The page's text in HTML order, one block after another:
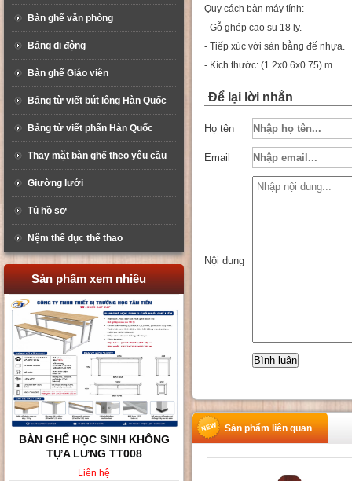
Bàn ghế văn phòng
Bảng di động
Bàn ghế Giáo viên
Bảng từ viết bút lông Hàn Quốc
Bảng từ viết phấn Hàn Quốc
Thay mặt bàn ghế theo yêu cầu
Giường lưới
Tủ hồ sơ
Nệm thể dục thể thao
Sản phẩm xem nhiều
BÀN GHẾ HỌC SINH KHÔNG
TỰA LƯNG TT008
Liên hệ
Quy cách bàn máy tính:
- Gỗ ghép cao su 18 ly.
- Tiếp xúc với sàn bằng đế nhựa.
- Kích thước: (1.2x0.6x0.75) m
Để lại lời nhắn
Họ tên
Email
Nội dung
Sản phẩm liên quan